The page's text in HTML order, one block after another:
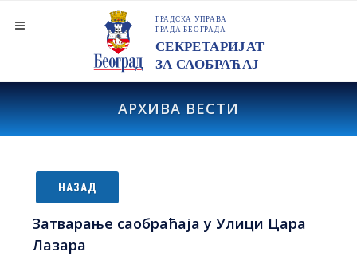
АРХИВА ВЕСТИ
НАЗАД
Затварање саобраћаја у Улици Цара
Лазара